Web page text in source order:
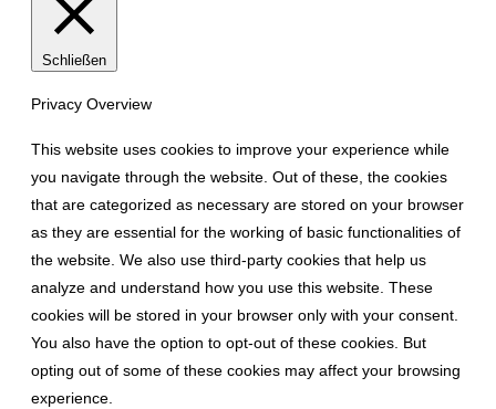
Schließen
Privacy Overview
This website uses cookies to improve your experience while
you navigate through the website. Out of these, the cookies
that are categorized as necessary are stored on your browser
as they are essential for the working of basic functionalities of
the website. We also use third-party cookies that help us
analyze and understand how you use this website. These
cookies will be stored in your browser only with your consent.
You also have the option to opt-out of these cookies. But
opting out of some of these cookies may affect your browsing
experience.